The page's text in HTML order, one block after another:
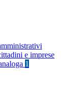
e imprese
1